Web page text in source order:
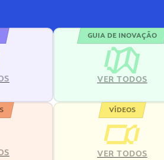
GUIA DE INOVAÇÃO
VER TODOS
VÍDEOS
VER TODOS